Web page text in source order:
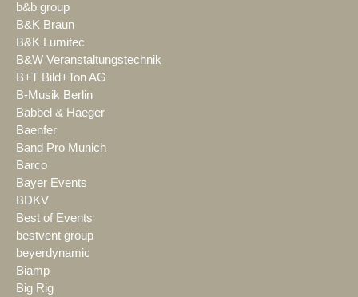
b&b group
B&K Braun
B&K Lumitec
B&W Veranstaltungstechnik
B+T Bild+Ton AG
B-Musik Berlin
Babbel & Haeger
Baenfer
Band Pro Munich
Barco
Bayer Events
BDKV
Best of Events
bestvent group
beyerdynamic
Biamp
Big Rig